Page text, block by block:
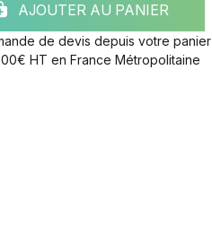
AJOUTER AU PANIER
de devis depuis votre panier
HT en France Métropolitaine